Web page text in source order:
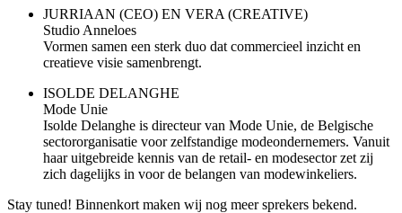
JURRIAAN (CEO) EN VERA (CREATIVE)
Studio Anneloes
Vormen samen een sterk duo dat commercieel inzicht en
creatieve visie samenbrengt.
ISOLDE DELANGHE
Mode Unie
Isolde Delanghe is directeur van Mode Unie, de Belgische
sectororganisatie voor zelfstandige modeondernemers. Vanuit
haar uitgebreide kennis van de retail- en modesector zet zij
zich dagelijks in voor de belangen van modewinkeliers.
Stay tuned! Binnenkort maken wij nog meer sprekers bekend.